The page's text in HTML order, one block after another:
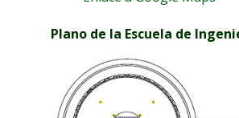
Plano de la Escuela de